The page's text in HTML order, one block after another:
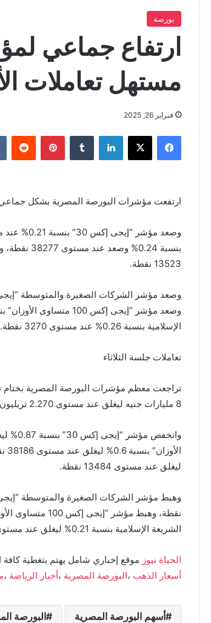
بورصة
ارتفاع جماعي
مستهل تعاملات
فبراير 26, 2025
فيسبوك X لينكدإن بينتيريست
ارتفعت مؤشرات البورصة المصرية بشكل جماعي في مستهل
13523 نقطة.
الإسلامية بنسبة 0.26% عند مستوى 3270 نقطة.
تعاملات جلسة الثلاثاء
تراجعت معظم مؤشرات البورصة المصرية بختام
8 مليارات جنيه ليغلق عند مستوى 2.270 تريليون جنيه.
ليغلق عند مستوى 13484 نقطة.
الشريعة الإسلامية بنسبة 0.21% ليغلق عند مستوى 3262 نقطة.
الحياة نيوز موقع إخباري شامل يهتم بتغطية
أسعار الذهب ،البورصة المصرية ،أخبار الرياضة ،
أسهم البورصة المصرية البورصة